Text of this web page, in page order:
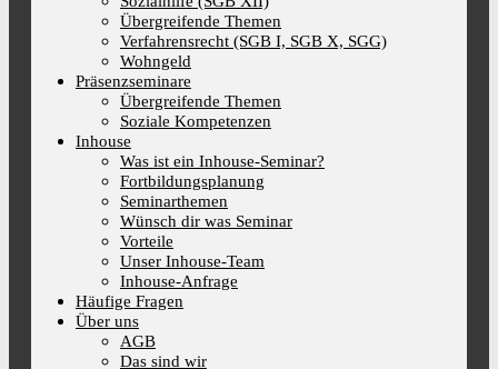
Übergreifende Themen
Verfahrensrecht (SGB I, SGB X, SGG)
Wohngeld
Präsenzseminare
Übergreifende Themen
Soziale Kompetenzen
Inhouse
Was ist ein Inhouse-Seminar?
Fortbildungsplanung
Seminarthemen
Wünsch dir was Seminar
Vorteile
Unser Inhouse-Team
Inhouse-Anfrage
Häufige Fragen
Über uns
AGB
Das sind wir